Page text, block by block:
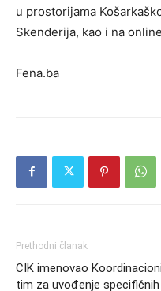
u prostorijama
Skenderija, kao i na
Fena.ba
Prethodni članak
CIK imenovao Koordinacioni
tim za uvođenje specifičnih